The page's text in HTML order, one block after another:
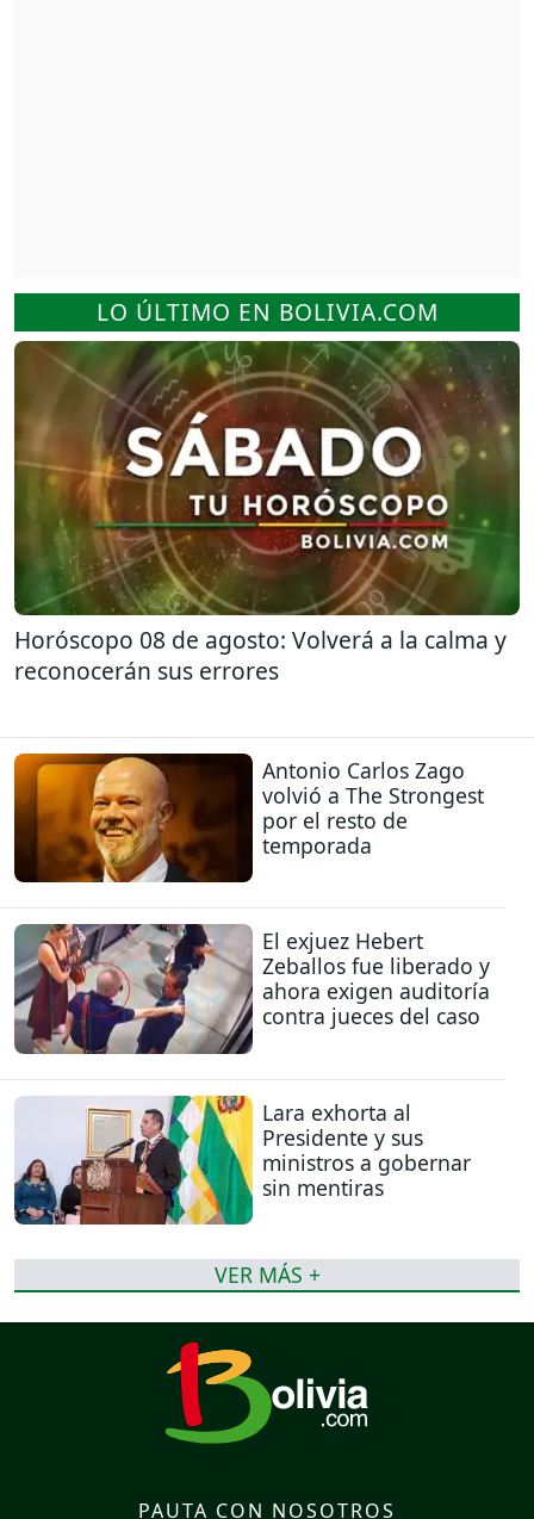
LO ÚLTIMO EN BOLIVIA.COM
Horóscopo 08 de agosto: Volverá a la calma y
reconocerán sus errores
Antonio Carlos Zago
volvió a The Strongest
por el resto de
temporada
El exjuez Hebert
Zeballos fue liberado y
ahora exigen auditoría
contra jueces del caso
Lara exhorta al
Presidente y sus
ministros a gobernar
sin mentiras
VER MÁS +
PAUTA CON NOSOTROS